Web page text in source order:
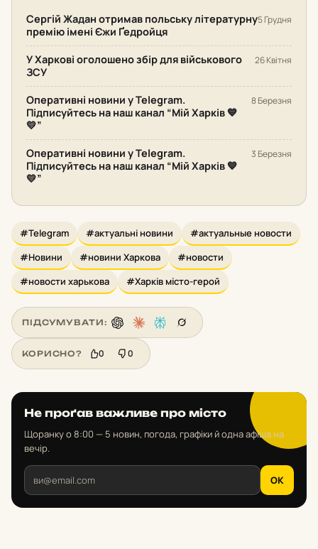
Сергій Жадан отримав польську літературну
премію імені Єжи Ґедройця
5 Грудня
У Харкові оголошено збір для військового
ЗСУ
26 Квітня
Оперативні новини у Telegram.
Підписуйтесь на наш канал “Мій Харків 💙
💛”
8 Березня
Оперативні новини у Telegram.
Підписуйтесь на наш канал “Мій Харків 💙
💛”
3 Березня
#Telegram #актуальні новини
#актуальные новости
#Новини
#новини Харкова
#новости
#новости харькова
#Харків місто-герой
ПІДСУМУВАТИ:
КОРИСНО? 0 0
Не проґав важливе про місто
Щоранку о 8:00 — 5 новин, погода, графіки й одна афіша на
вечір.
OK